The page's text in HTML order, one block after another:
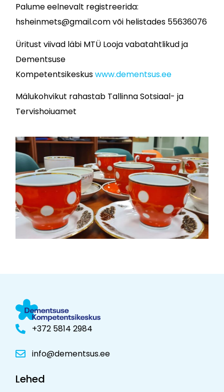
Palume eelnevalt registreerida:
hsheinmets@gmail.com või helistades 55636076
Üritust viivad läbi MTÜ Looja vabatahtlikud ja
Dementsuse
Kompetentsikeskuswww.dementsus.ee
Mälukohvikut rahastab Tallinna Sotsiaal- ja
Tervishoiuamet
+372 5814 2984
info@dementsus.ee
Lehed